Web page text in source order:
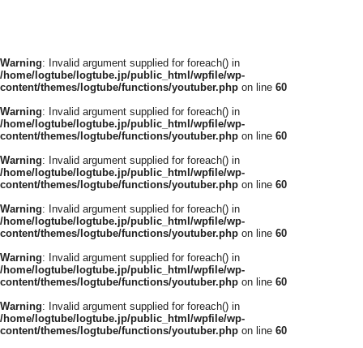
Warning: Invalid argument supplied for foreach() in
/home/logtube/logtube.jp/public_html/wpfile/wp-
content/themes/logtube/functions/youtuber.php on line 60
Warning: Invalid argument supplied for foreach() in
/home/logtube/logtube.jp/public_html/wpfile/wp-
content/themes/logtube/functions/youtuber.php on line 60
Warning: Invalid argument supplied for foreach() in
/home/logtube/logtube.jp/public_html/wpfile/wp-
content/themes/logtube/functions/youtuber.php on line 60
Warning: Invalid argument supplied for foreach() in
/home/logtube/logtube.jp/public_html/wpfile/wp-
content/themes/logtube/functions/youtuber.php on line 60
Warning: Invalid argument supplied for foreach() in
/home/logtube/logtube.jp/public_html/wpfile/wp-
content/themes/logtube/functions/youtuber.php on line 60
Warning: Invalid argument supplied for foreach() in
/home/logtube/logtube.jp/public_html/wpfile/wp-
content/themes/logtube/functions/youtuber.php on line 60